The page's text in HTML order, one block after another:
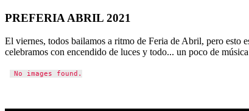
PREFERIA ABRIL 2021
El viernes, todos bailamos a ritmo de Feria de Abril, pero esto
celebramos con encendido de luces y todo... un poco de
No images found.